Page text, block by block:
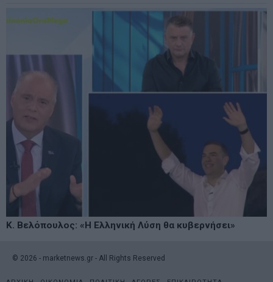
Κ. Βελόπουλος: «Η Ελληνική Λύση θα κυβερνήσει»
© 2026 - marketnews.gr - All Rights Reserved